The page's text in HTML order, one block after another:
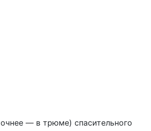
— в трюме) спасительного